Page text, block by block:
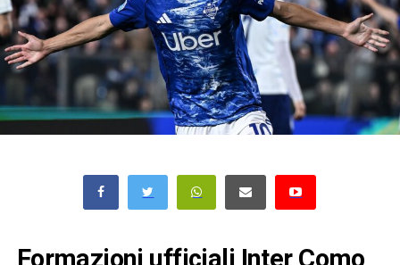
Formazioni ufficiali Inter Como